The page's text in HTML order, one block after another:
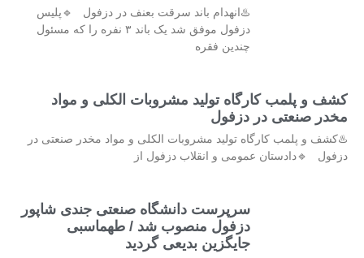
♨️انهدام باند سرقت بعنف در دزفول 🔹پلیس
دزفول موفق شد یک باند ۳ نفره را که مسئول
چندین فقره
کشف و پلمب کارگاه تولید مشروبات الکلی و مواد
مخدر صنعتی در دزفول
♨️کشف و پلمب کارگاه تولید مشروبات الکلی و مواد مخدر صنعتی در
دزفول 🔹دادستان عمومی و انقلاب دزفول از
سرپرست دانشگاه صنعتی جندی شاپور
دزفول منصوب شد / طهماسبی
جایگزین بدیعی گردید